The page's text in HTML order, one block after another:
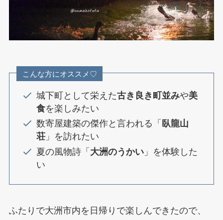
こんな方にオススメ♡
城下町として栄えた古き良き町並みや美
食を楽しみたい
数寄屋建築の傑作と言われる「 臥龍山
荘」を訪れたい
夏の風物詩「 大洲のうかい」を体験した
い
ふたりで大洲市内を日帰りで楽しんできたので、